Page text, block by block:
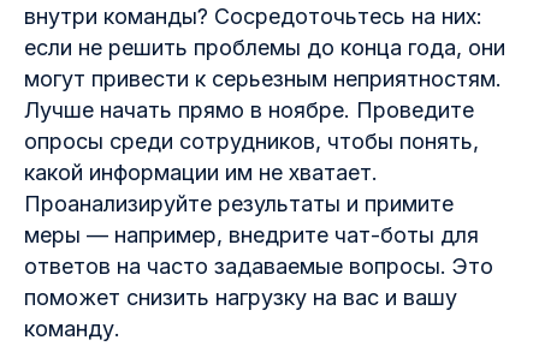
внутри команды? Сосредоточьтесь на них:
если не решить проблемы до конца года, они
могут привести к серьезным неприятностям.
Лучше начать прямо в ноябре. Проведите
опросы среди сотрудников, чтобы понять,
какой информации им не хватает.
Проанализируйте результаты и примите
меры — например, внедрите чат-боты для
ответов на часто задаваемые вопросы. Это
поможет снизить нагрузку на вас и вашу
команду.